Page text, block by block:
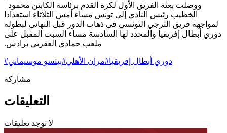
الخطيب رئيس النادي إلى تونس مساء أمس الثلاثاء استعدادا
لمواجهة فريق الترجي التونسي في ذهاب الدور قبل النهائي لبطولة
دوري أبطال إفريقيا والمحدد لها السادسة مساء السبت المقبل على
ملعب حمادي العقربي برادس.‏
# دوري أبطال إفريقيا#مران الأهلي#بيتسو موسيماني
مشاركة
التعليقات
لا توجد تعليقات